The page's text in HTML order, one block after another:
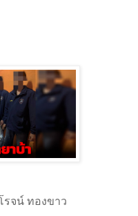
รจน์ ทองขาว